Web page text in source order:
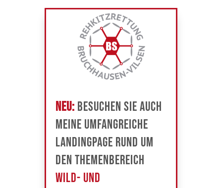
NEU: Besuchen Sie auch
meine umfangreiche
Landingpage rund um
den Themenbereich
Wild- und